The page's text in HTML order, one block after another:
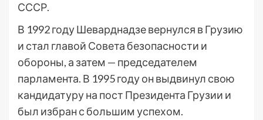
СССР.
В 1992 году Шеварднадзе вернулся в Грузию
и стал главой Совета безопасности и
обороны, а затем — председателем
парламента. В 1995 году он выдвинул свою
кандидатуру на пост Президента Грузии и
был избран с большим успехом.